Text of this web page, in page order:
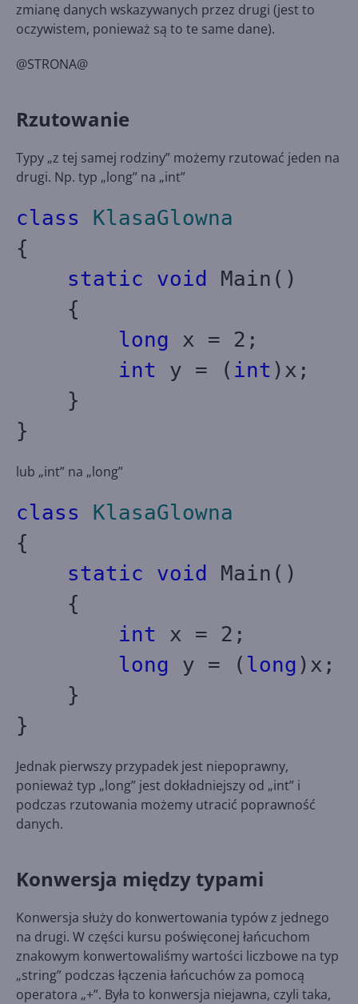
zmianę danych wskazywanych przez drugi (jest to
oczywistem, ponieważ są to te same dane).
@STRONA@
Rzutowanie
Typy „z tej samej rodziny” możemy rzutować jeden na
drugi. Np. typ „long” na „int”
class
KlasaGlowna
{
static
void
Main()
{
long x = 2;
int y = ( int )x;
}
}
lub „int” na „long”
class
KlasaGlowna
{
static
void
Main()
{
int x = 2;
long y = ( long )x;
}
}
Jednak pierwszy przypadek jest niepoprawny,
ponieważ typ „long” jest dokładniejszy od „int” i
podczas rzutowania możemy utracić poprawność
danych.
Konwersja między typami
Konwersja służy do konwertowania typów z jednego
na drugi. W części kursu poświęconej łańcuchom
znakowym konwertowaliśmy wartości liczbowe na typ
„string” podczas łączenia łańcuchów za pomocą
operatora „+”. Była to konwersja niejawna, czyli taka,